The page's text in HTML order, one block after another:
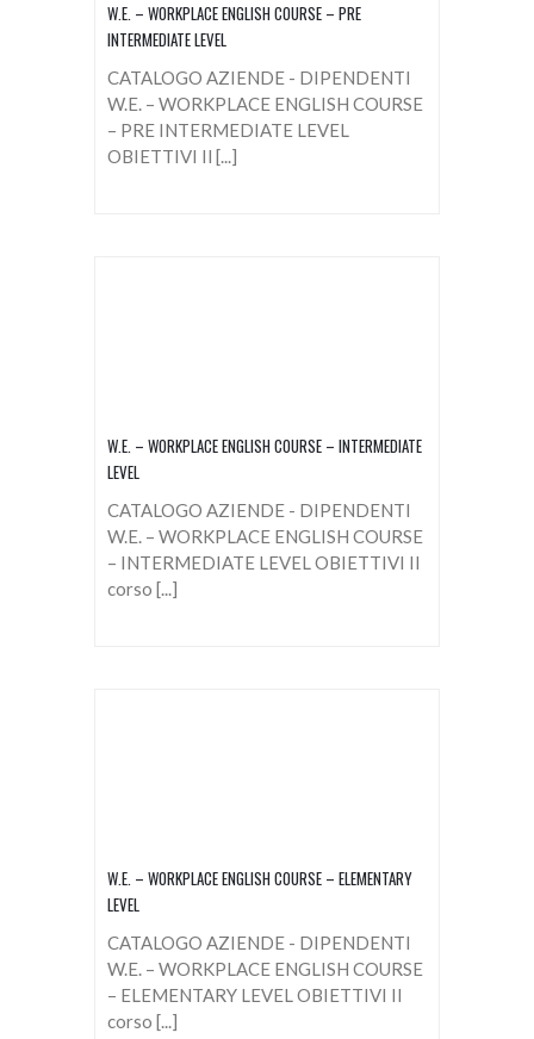
W.E. – WORKPLACE ENGLISH COURSE – PRE
INTERMEDIATE LEVEL
CATALOGO AZIENDE - DIPENDENTI
W.E. – WORKPLACE ENGLISH COURSE
– PRE INTERMEDIATE LEVEL
OBIETTIVI Il [...]
W.E. – WORKPLACE ENGLISH COURSE – INTERMEDIATE
LEVEL
CATALOGO AZIENDE - DIPENDENTI
W.E. – WORKPLACE ENGLISH COURSE
– INTERMEDIATE LEVEL OBIETTIVI Il
corso [...]
W.E. – WORKPLACE ENGLISH COURSE – ELEMENTARY
LEVEL
CATALOGO AZIENDE - DIPENDENTI
W.E. – WORKPLACE ENGLISH COURSE
– ELEMENTARY LEVEL OBIETTIVI Il
corso [...]